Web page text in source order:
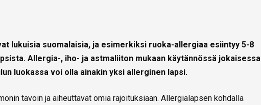
lukuisia suomalaisia, ja esimerkiksi ruoka-allergiaa esiintyy 5-8
Allergia-, iho- ja astmaliiton mukaan käytännössä jokaisessa
luokassa voi olla ainakin yksi allerginen lapsi.
tavoin ja aiheuttavat omia rajoituksiaan. Allergialapsen kohdalla